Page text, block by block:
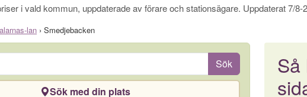
i vald kommun, uppdaterade av förare och stationsägare. Uppdaterat 7/8-
lan › Smedjebacken
Sök
Sök med din plats
Så